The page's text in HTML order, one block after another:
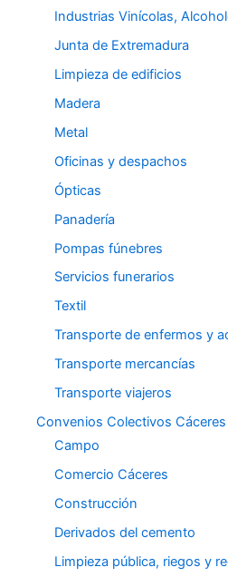
Industrias Vinícolas,
Junta de Extremadura
Limpieza de edificios
Madera
Metal
Oficinas y despachos
Ópticas
Panadería
Pompas fúnebres
Servicios funerarios
Textil
Transporte de enfermos y
Transporte mercancías
Transporte viajeros
Convenios Colectivos Cáceres
Campo
Comercio Cáceres
Construcción
Derivados del cemento
Limpieza pública, riegos y